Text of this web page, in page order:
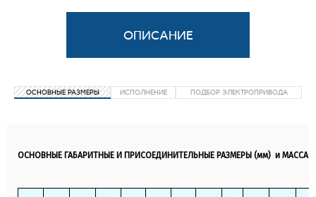
связи с рыночной ситуацией, поэтому просим Вас
фланцевый15нж40п, 15нж940п
Применяется для хладона с содержанием масел, Тр от
ОСНОВНЫЕ РАЗМЕРЫ ИСПОЛНЕНИЕ ПОДБОР ЭЛЕКТРОПРИВОДА
ОСНОВНЫЕ ГАБАРИТНЫЕ И ПРИСОЕДИНИТЕЛЬНЫЕ РАЗМЕРЫ (мм) и МАССА